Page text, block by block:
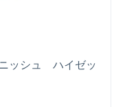
ッシュ ハイゼッ